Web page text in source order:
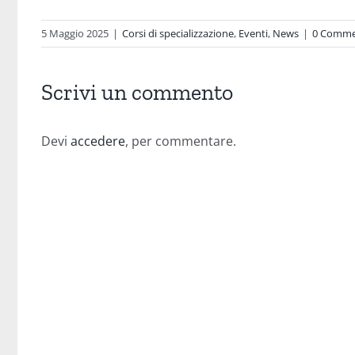
5 Maggio 2025 | Corsi di specializzazione, Eventi, News | 0
Scrivi un commento
Devi accedere, per commentare.